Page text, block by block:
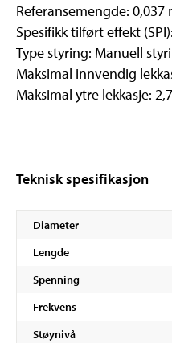
Referansemengde: 0,037
Spesifikk tilført effekt
Type styring: Manuell
Maksimal innvendig
Maksimal ytre lekkasje:
Teknisk spesifikasjon
Diameter
Lengde
Spenning
Frekvens
Støynivå